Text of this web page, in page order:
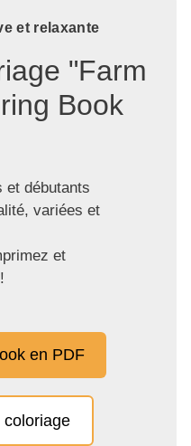
et relaxante
"Farm
Book
et débutants
variées et
et
en PDF
coloriage